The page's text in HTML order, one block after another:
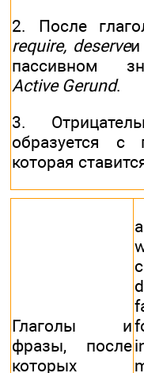
2. После
require, deserveи
пассивном
Active Gerund.
3.
образуется
которая
Глаголы и
фразы, после
которых